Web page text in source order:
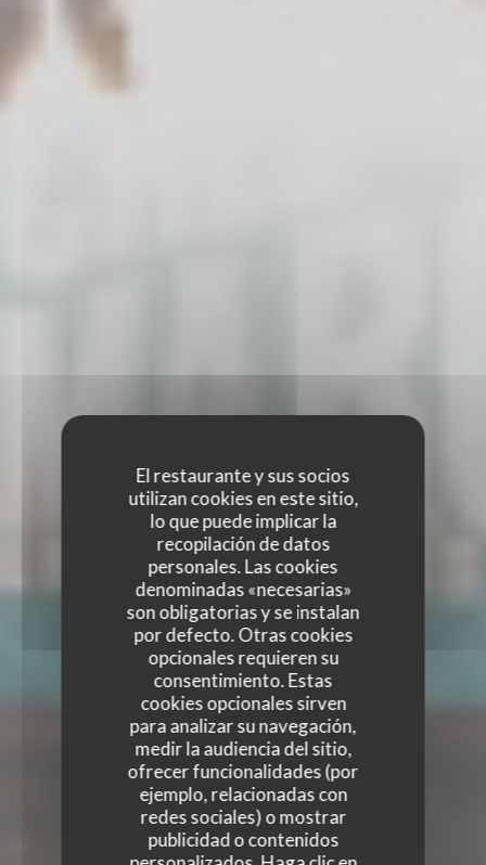
El restaurante y sus socios
utilizan cookies en este sitio,
lo que puede implicar la
recopilación de datos
personales. Las cookies
denominadas «necesarias»
son obligatorias y se instalan
por defecto. Otras cookies
opcionales requieren su
consentimiento. Estas
cookies opcionales sirven
para analizar su navegación,
medir la audiencia del sitio,
ofrecer funcionalidades (por
ejemplo, relacionadas con
redes sociales) o mostrar
publicidad o contenidos